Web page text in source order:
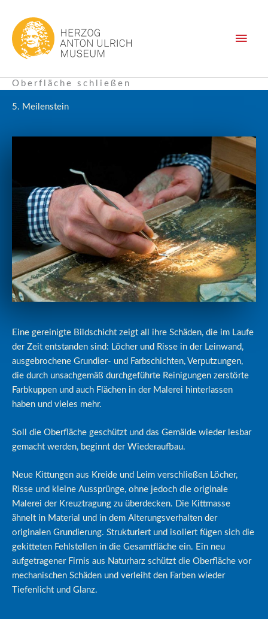
Inhalt
springen
Oberfläche schließen
5. Meilenstein
Eine gereinigte Bildschicht zeigt all ihre Schäden, die im Laufe
der Zeit entstanden sind: Löcher und Risse in der Leinwand,
ausgebrochene Grundier- und Farbschichten, Verputzungen,
die durch unsachgemäß durchgeführte Reinigungen zerstörte
Farbkuppen und auch Flächen in der Malerei hinterlassen
haben und vieles mehr.
Soll die Oberfläche geschützt und das Gemälde wieder lesbar
gemacht werden, beginnt der Wiederaufbau.
Neue Kittungen aus Kreide und Leim verschließen Löcher,
Risse und kleine Aussprünge, ohne jedoch die originale
Malerei der Kreuztragung zu überdecken. Die Kittmasse
ähnelt in Material und in dem Alterungsverhalten der
originalen Grundierung. Strukturiert und isoliert fügen sich die
gekitteten Fehlstellen in die Gesamtfläche ein. Ein neu
aufgetragener Firnis aus Naturharz schützt die Oberfläche vor
mechanischen Schäden und verleiht den Farben wieder
Tiefenlicht und Glanz.